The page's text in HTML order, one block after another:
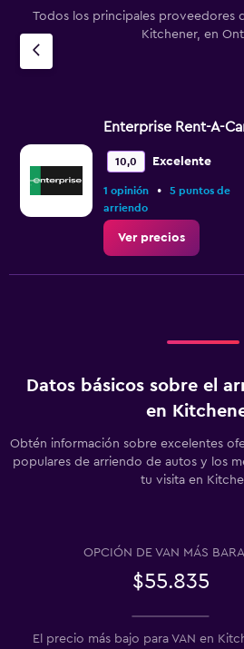
Todos los principales proveedores
Kitchener, en
Enterprise Rent-A-
10,0 Excelente
1 opinión •
5 puntos de
arriendo
Ver precios
Datos básicos sobre el
en
Obtén información sobre excelentes
populares de arriendo de autos y los
tu visita en
OPCIÓN DE VAN MÁS
$55.835
El precio más bajo para VAN en